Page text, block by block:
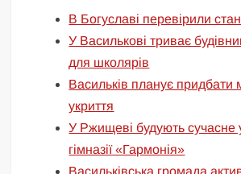
В Богуславі перевірили стан
У Василькові триває
для школярів
Васильків планує придбати
укриття
У Ржищеві будують сучасне
гімназії «Гармонія»